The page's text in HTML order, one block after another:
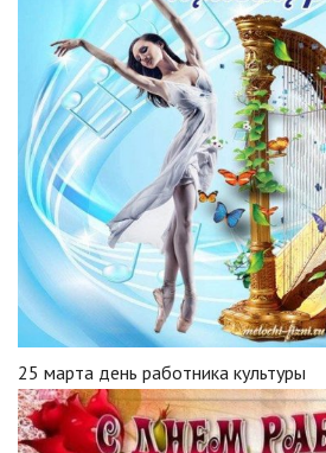
25 марта день работника культуры